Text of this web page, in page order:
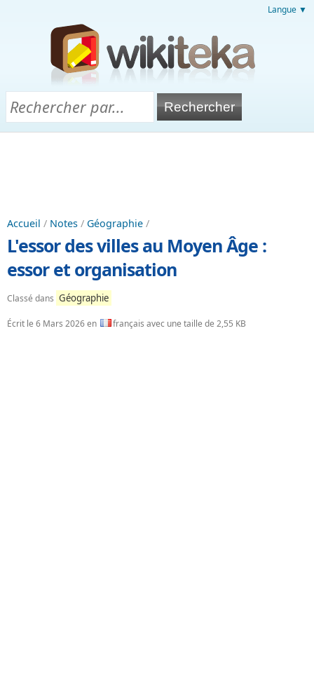
Langue ▼
Accueil / Notes / Géographie /
L'essor des villes au Moyen Âge :
essor et organisation
Classé dans Géographie
Écrit le 6 Mars 2026en français avec une taille de 2,55 KB